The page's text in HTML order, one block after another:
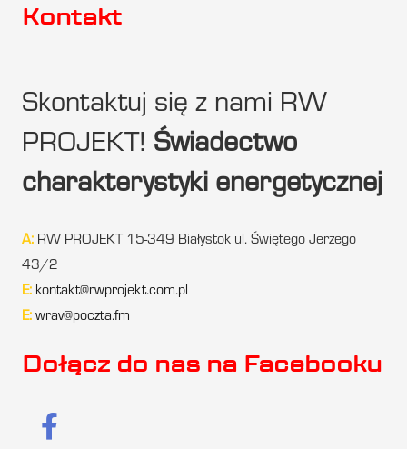
Kontakt
Skontaktuj się z nami RW
PROJEKT! Świadectwo
charakterystyki energetycznej
A: RW PROJEKT 15-349 Białystok ul. Świętego Jerzego
43/2
E: kontakt@rwprojekt.com.pl
E: wrav@poczta.fm
Dołącz do nas na Facebooku